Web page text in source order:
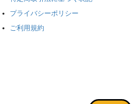
プライバシーポリシー
ご利用規約